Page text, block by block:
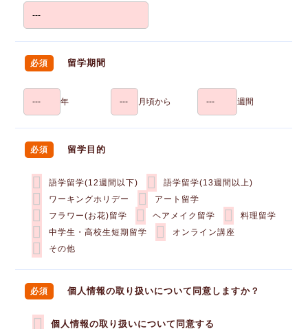
必須 留学期間
年 月頃から 週間
必須 留学目的
語学留学(12週間以下)
語学留学(13週間以上)
ワーキングホリデー
アート留学
フラワー(お花)留学
ヘアメイク留学
料理留学
中学生・高校生短期留学
オンライン講座
その他
必須 個人情報の取り扱いについて同意しますか？
個人情報の取り扱いについて同意する